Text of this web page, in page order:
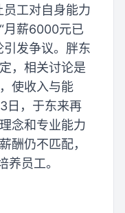
员工对自身能力
月薪6000元已
引发争议。胖东
，相关讨论是
使收入与能
日，于东来再
念和专业能力
酬仍不匹配，
养员工。